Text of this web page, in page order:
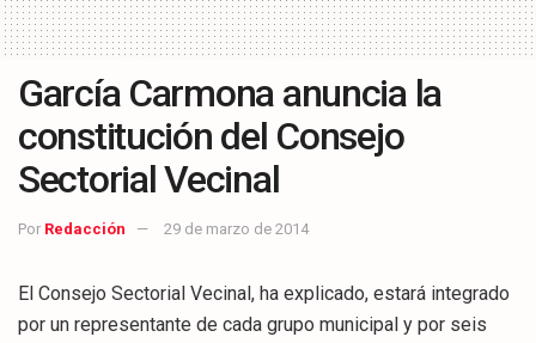
García Carmona anuncia la
constitución del Consejo
Sectorial Vecinal
Por Redacción 29 de marzo de 2014
El Consejo Sectorial Vecinal, ha explicado, estará integrado
por un representante de cada grupo municipal y por seis